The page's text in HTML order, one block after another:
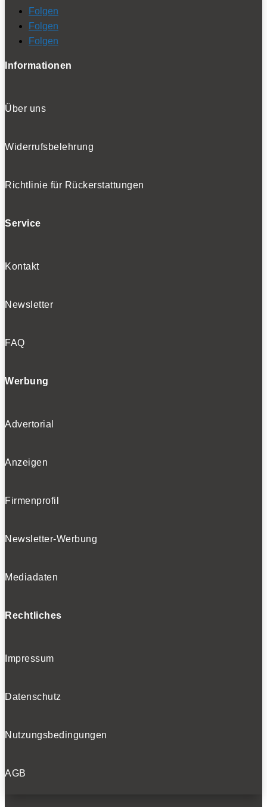
Folgen
Folgen
Folgen
Informationen
Über uns
Widerrufsbelehrung
Richtlinie für Rückerstattungen
Service
Kontakt
Newsletter
FAQ
Werbung
Advertorial
Anzeigen
Firmenprofil
Newsletter-Werbung
Mediadaten
Rechtliches
Impressum
Datenschutz
Nutzungsbedingungen
AGB